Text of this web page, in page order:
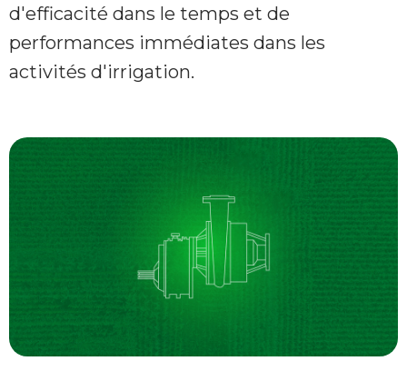
d'efficacité dans le temps et de
performances immédiates dans les
activités d'irrigation.